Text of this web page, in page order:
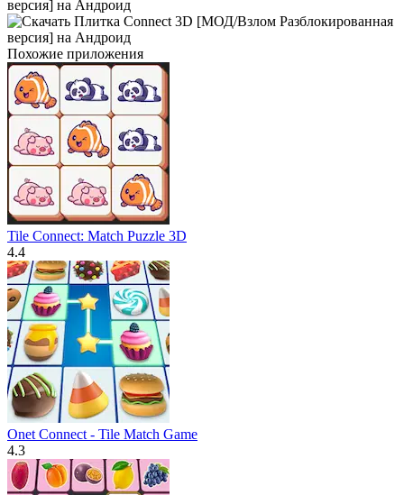
Похожие приложения
Tile Connect: Match Puzzle 3D
4.4
Onet Connect - Tile Match Game
4.3